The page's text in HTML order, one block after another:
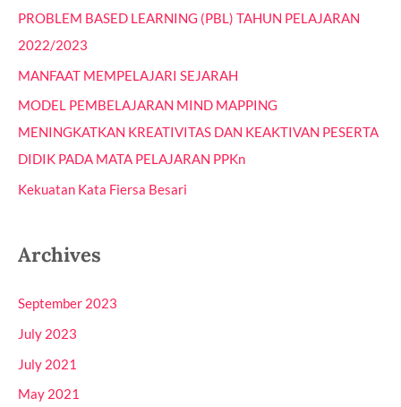
PROBLEM BASED LEARNING (PBL) TAHUN PELAJARAN
2022/2023
MANFAAT MEMPELAJARI SEJARAH
MODEL PEMBELAJARAN MIND MAPPING
MENINGKATKAN KREATIVITAS DAN KEAKTIVAN PESERTA
DIDIK PADA MATA PELAJARAN PPKn
Kekuatan Kata Fiersa Besari
Archives
September 2023
July 2023
July 2021
May 2021